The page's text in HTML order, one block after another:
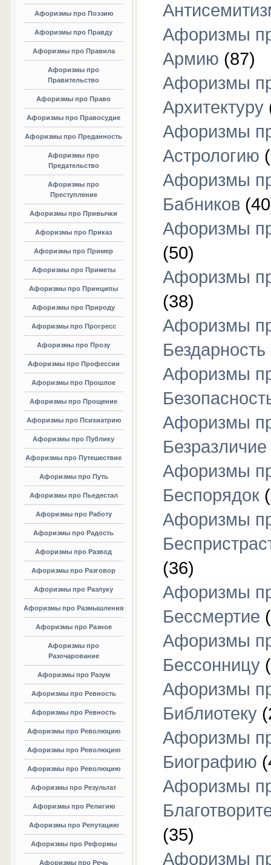
Афоризмы про Поэзию
Афоризмы про Правду
Афоризмы про Правила
Афоризмы про
Правительство
Афоризмы про Право
Афоризмы про Правосудие
Афоризмы про Преданность
Афоризмы про
Предательство
Афоризмы про
Преступление
Афоризмы про Привычки
Афоризмы про Приказ
Афоризмы про Пример
Афоризмы про Приметы
Афоризмы про Принципы
Афоризмы про Природу
Афоризмы про Прогресс
Афоризмы про Прозу
Афоризмы про Профессии
Афоризмы про Прошлое
Афоризмы про Прощение
Афоризмы про Психиатрию
Афоризмы про Публику
Афоризмы про Путешествие
Афоризмы про Путь
Афоризмы про Пьедестал
Афоризмы про Работу
Афоризмы про Радость
Афоризмы про Развод
Афоризмы про Разговор
Афоризмы про Разлуку
Афоризмы про Размышления
Афоризмы про Разное
Афоризмы про
Разочарование
Афоризмы про Разум
Афоризмы про Ревность
Афоризмы про Ревность
Афоризмы про Революцию
Афоризмы про Революцию
Афоризмы про Революцию
Афоризмы про Результат
Афоризмы про Религию
Афоризмы про Репутацию
Афоризмы про Реформы
Афоризмы про Речь
Афоризмы
Армию (87)
Афоризмы
Архитектуру
Афоризмы
Астрологию
Афоризмы
Бабников
Афоризмы
(50)
Афоризмы
(38)
Афоризмы
Бездарность
Афоризмы
Афоризмы
Безразличие
Афоризмы
Беспорядок
Афоризмы
(36)
Афоризмы
Бессмертие
Афоризмы
Бессонницу
Афоризмы
Библиотеку
Афоризмы
Биографию
Афоризмы
(35)
Афоризмы